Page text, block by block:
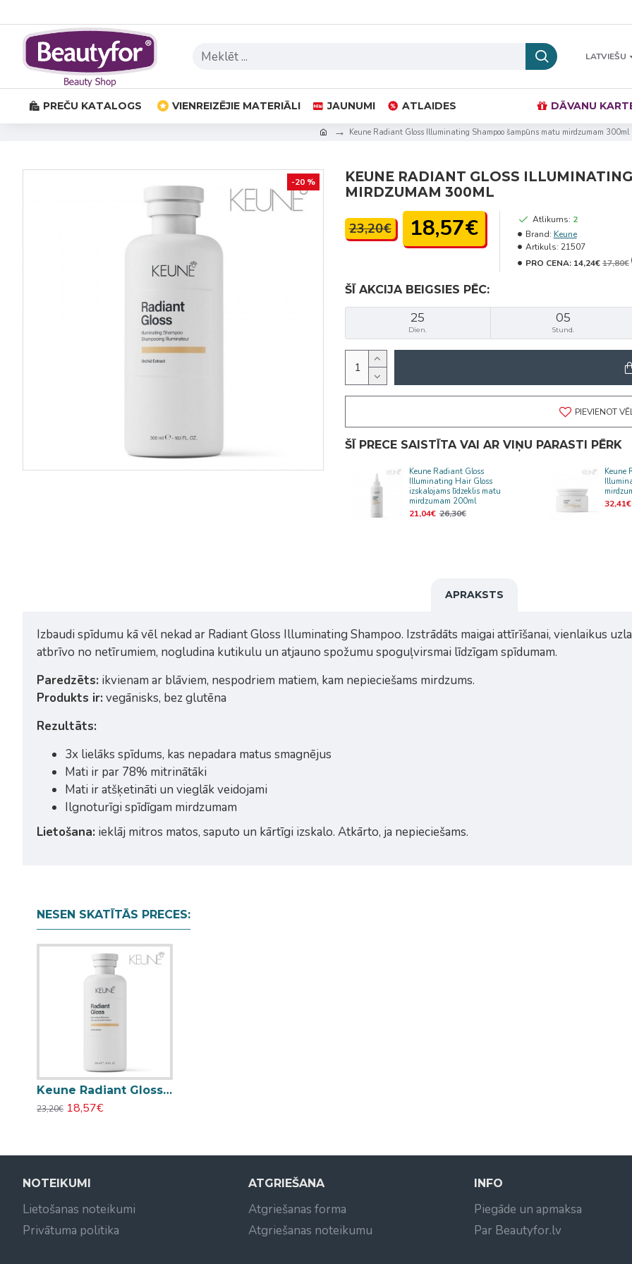
LATVIEŠU
PREČU KATALOGS VIENREIZĒJIE MATERIĀLI JAUNUMI ATLAIDES DĀVANU
Keune Radiant Gloss Illuminating Shampoo šampūns matu mirdzumam 300ml
-20 %
KEUNE RADIANT GLOSS
MIRDZUMAM 300ML
ŠĪ AKCIJA BEIGSIES PĒC:
25
Dien.
05
Stund.
23,20€ 18,57€ Atlikums: 2
Brand: Keune
Artikuls: 21507
PRO CENA: 14,24€17,80€
PIEVIENOT
ŠĪ PRECE SAISTĪTA VAI AR VIŅU PARASTI PĒRK
Keune Radiant Gloss
Keune Radiant Gloss Illume
Keune Radiant Gloss
Illuminating Hair Gloss
izskalojams līdzeklis matu
mirdzumam 200ml
21,04€ 26,30€
Keune
32,41€
APRAKSTS
Izbaudi spīdumu kā vēl nekad ar Radiant Gloss Illuminating Shampoo. Izstrādāts maigai attīrīšanai, vienlaikus
atbrīvo no netīrumiem, nogludina kutikulu un atjauno spožumu spoguļvirsmai līdzīgam spīdumam.
Paredzēts: ikvienam ar blāviem, nespodriem matiem, kam nepieciešams mirdzums.
Produkts ir: vegānisks, bez glutēna
Rezultāts:
3x lielāks spīdums, kas nepadara matus smagnējus
Mati ir par 78% mitrinātāki
Mati ir atšķetināti un vieglāk veidojami
Ilgnoturīgi spīdīgam mirdzumam
Lietošana: ieklāj mitros matos, saputo un kārtīgi izskalo. Atkārto, ja nepieciešams.
NESEN SKATĪTĀS PRECES:
Keune Radiant Gloss Illuminating Shampoo šampūns matu mirdzumam 300ml
23,20€ 18,57€
NOTEIKUMI
Lietošanas noteikumi
Privātuma politika
ATGRIEŠANA
Atgriešanas forma
Atgriešanas noteikumu
INFO
Piegāde un apmaksa
Par Beautyfor.lv